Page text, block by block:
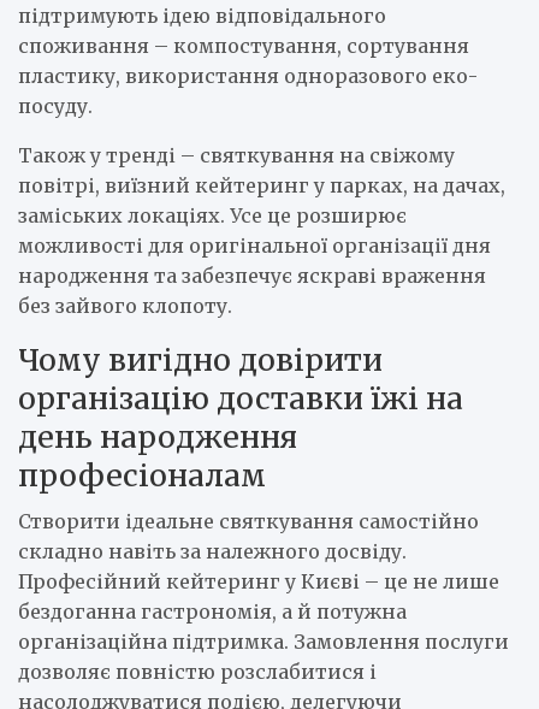
підтримують ідею відповідального
споживання – компостування, сортування
пластику, використання одноразового еко-
посуду.
Також у тренді – святкування на свіжому
повітрі, виїзний кейтеринг у парках, на дачах,
заміських локаціях. Усе це розширює
можливості для оригінальної організації дня
народження та забезпечує яскраві враження
без зайвого клопоту.
Чому вигідно довірити
організацію доставки їжі на
день народження
професіоналам
Створити ідеальне святкування самостійно
складно навіть за належного досвіду.
Професійний кейтеринг у Києві – це не лише
бездоганна гастрономія, а й потужна
організаційна підтримка. Замовлення послуги
дозволяє повністю розслабитися і
насолоджуватися подією, делегуючи